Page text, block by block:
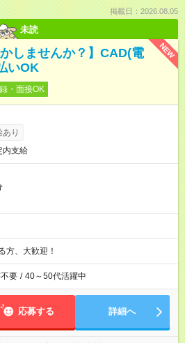
掲載日：2026.08.05
未読
NEW
しませんか？】CAD(電
いOK
・面接OK
り
内支給
方、大歓迎！
要 / 40～50代活躍中
応募する 詳細へ